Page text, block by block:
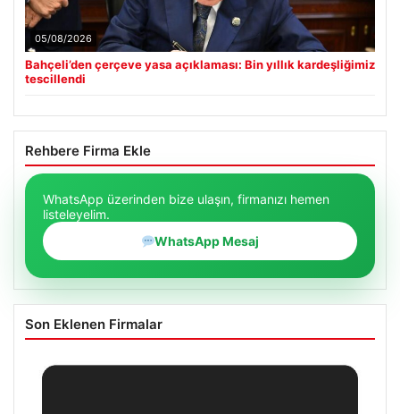
05/08/2026
Bahçeli’den çerçeve yasa açıklaması: Bin yıllık kardeşliğimiz
tescillendi
Rehbere Firma Ekle
WhatsApp üzerinden bize ulaşın, firmanızı hemen
listeleyelim.
WhatsApp Mesaj
Son Eklenen Firmalar